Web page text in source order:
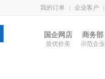
我的订单 企业客户
国企网店
质优价美
商务部
示范企业